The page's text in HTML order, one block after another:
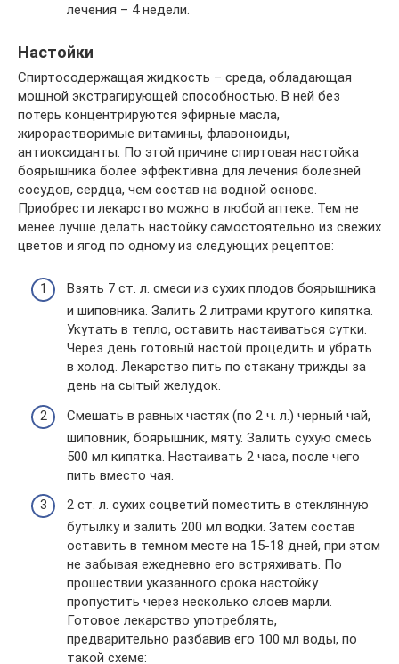
лечения – 4 недели.
Настойки
Спиртосодержащая жидкость – среда, обладающая
мощной экстрагирующей способностью. В ней без
потерь концентрируются эфирные масла,
жирорастворимые витамины, флавоноиды,
антиоксиданты. По этой причине спиртовая настойка
боярышника более эффективна для лечения болезней
сосудов, сердца, чем состав на водной основе.
Приобрести лекарство можно в любой аптеке. Тем не
менее лучше делать настойку самостоятельно из свежих
цветов и ягод по одному из следующих рецептов:
Взять 7 ст. л. смеси из сухих плодов боярышника
и шиповника. Залить 2 литрами крутого кипятка.
Укутать в тепло, оставить настаиваться сутки.
Через день готовый настой процедить и убрать
в холод. Лекарство пить по стакану трижды за
день на сытый желудок.
Смешать в равных частях (по 2 ч. л.) черный чай,
шиповник, боярышник, мяту. Залить сухую смесь
500 мл кипятка. Настаивать 2 часа, после чего
пить вместо чая.
2 ст. л. сухих соцветий поместить в стеклянную
бутылку и залить 200 мл водки. Затем состав
оставить в темном месте на 15-18 дней, при этом
не забывая ежедневно его встряхивать. По
прошествии указанного срока настойку
пропустить через несколько слоев марли.
Готовое лекарство употреблять,
предварительно разбавив его 100 мл воды, по
такой схеме: